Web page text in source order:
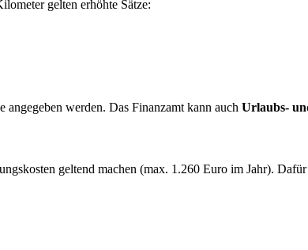
gelten erhöhte Sätze:
angegeben werden. Das Finanzamt kann auch Urlaubs-
geltend machen (max. 1.260 Euro im Jahr).